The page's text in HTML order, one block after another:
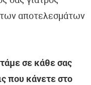
των αποτελεσμάτων
σε κάθε σας
που κάνετε στο